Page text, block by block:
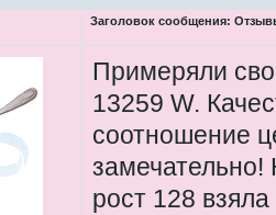
Заголовок сообщения:
Примеряли
13259 W.
соотношение
замечательно!
рост 128